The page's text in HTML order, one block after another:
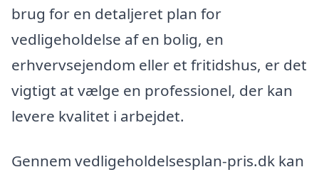
brug for en detaljeret plan for
vedligeholdelse af en bolig, en
erhvervsejendom eller et fritidshus, er det
vigtigt at vælge en professionel, der kan
levere kvalitet i arbejdet.
Gennem vedligeholdelsesplan-pris.dk kan